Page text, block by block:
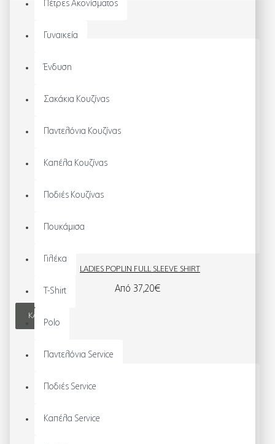
Πέτρες Ακονίσματος
Γυναικεία
Ένδυση
Σακάκια Κουζίνας
Παντελόνια Κουζίνας
Καπέλα Κουζίνας
Ποδιές Κουζίνας
Πουκάμισα
Γιλέκα
T-Shirt
Polo
Παντελόνια Service
Ποδιές Service
Καπέλα Service
LADIES POPLIN FULL SLEEVE SHIRT
Από 37,20€
ΚΑΛΆΘΙ